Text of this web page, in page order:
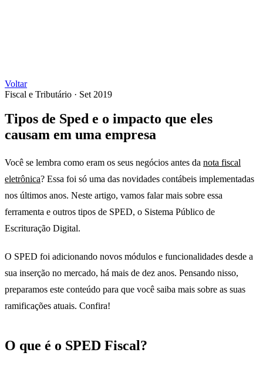
Voltar
Fiscal e Tributário · Set 2019
Tipos de Sped e o impacto que eles
causam em uma empresa
Você se lembra como eram os seus negócios antes da nota fiscal
eletrônica? Essa foi só uma das novidades contábeis implementadas
nos últimos anos. Neste artigo, vamos falar mais sobre essa
ferramenta e outros tipos de SPED, o Sistema Público de
Escrituração Digital.
O SPED foi adicionando novos módulos e funcionalidades desde a
sua inserção no mercado, há mais de dez anos. Pensando nisso,
preparamos este conteúdo para que você saiba mais sobre as suas
ramificações atuais. Confira!
O que é o SPED Fiscal?